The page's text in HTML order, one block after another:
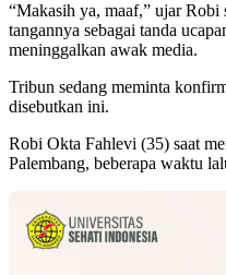
“Makasih ya, maaf,” ujar Robi
tangannya sebagai tanda
meninggalkan awak media.
Tribun sedang meminta
disebutkan ini.
Robi Okta Fahlevi (35) saat
Palembang, beberapa waktu